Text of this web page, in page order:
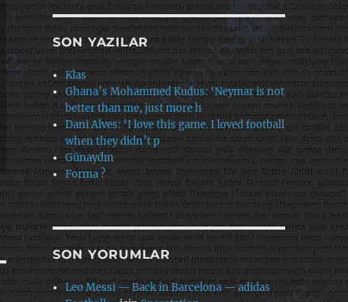
SON YAZILAR
Klas
Ghana’s Mohammed Kudus: ‘Neymar is not
better than me, just more h
Dani Alves: ‘I love this game. I loved football
when they didn’t p
Günaydın
Forma ?
SON YORUMLAR
Leo Messi — Back in Barcelona — adidas